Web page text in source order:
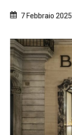
7 Febbraio 2025